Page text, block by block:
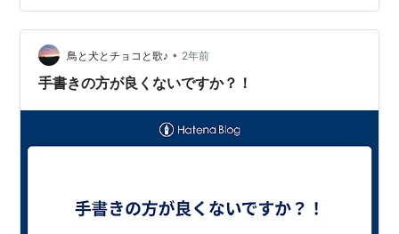
は時間がかかる。同じ量の情報を書き出すならキーボー
ドのほうが圧倒的に速い。ギャルのスマホ入力にも負け
る。 だから、日記でもメールでも設計書でもなんでも、
パソコンに向かっていきなりキーボー…
鳥と犬とチョコと歌♪ • 2年前
手書きの方が良くないですか？！